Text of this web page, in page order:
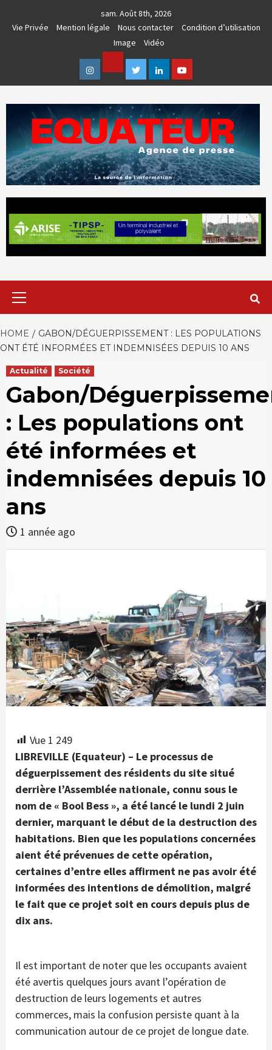
sam. Août 8th, 2026
Vie Privée
Mention légale Nous contacter
Condition d’utilisation
Image
Vidéo
Instagram
Facebook
TwitterLinkedinYoutube
EQUATEUR
HOME
GABON/DÉGUERPISSEMENT : LES POPULATIONS
ONT ÉTÉ INFORMÉES ET INDEMNISÉES DEPUIS 10 ANS
Actualité Société
Gabon/
: Les populations ont
été informées et
indemnisées depuis 10
ans
1 année ago
Vue 1 249
LIBREVILLE (Equateur) – Le processus de
déguerpissement des résidents du site situé
derrière l’Assemblée nationale, connu sous le
nom de « Bool Bess », a été lancé le lundi 2 juin
dernier, marquant le début de la destruction des
habitations. Bien que les populations concernées
aient été prévenues de cette opération,
certaines d’entre elles affirment ne pas avoir été
informées des intentions de démolition, malgré
le fait que ce projet soit en cours depuis plus de
dix ans.
Il est important de noter que les occupants avaient
été avertis quelques jours avant l’opération de
destruction de leurs logements et autres
commerces, mais la confusion persiste quant à la
communication autour de ce projet de longue date.